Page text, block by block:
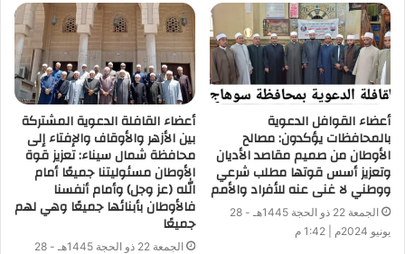
أعضاء القوافل الدعوية
بالمحافظات يؤكدون: مصالح
الأوطان من صميم مقاصد الأديان
وتعزيز أسس قوتها مطلب شرعي
ووطني لا غنى عنه للأفراد والأمم
الجمعة 22 ذو الحجة 1445هـ - 28
يونيو 2024م | 1:42 م
أعضاء القافلة الدعوية المشتركة
بين الأزهر والأوقاف والإفتاء إلى
محافظة شمال سيناء: تعزيز قوة
الأوطان مسئوليتنا جميعًا أمام
الله (عز وجل) وأمام أنفسنا
فالأوطان بأبنائها جميعًا وهي لهم
جميعًا
الجمعة 22 ذو الحجة 1445هـ - 28